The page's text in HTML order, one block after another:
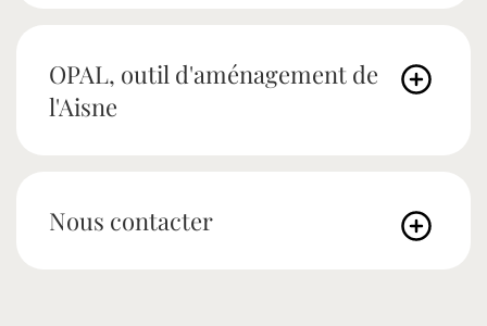
OPAL, outil d'aménagement de
l'Aisne
Nous contacter